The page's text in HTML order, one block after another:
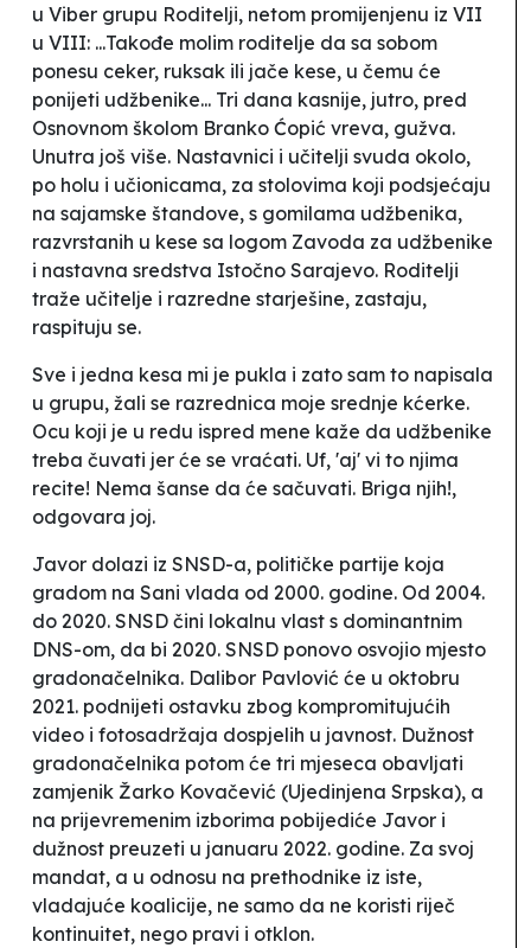
u Viber grupu Roditelji, netom promijenjenu iz VII
u VIII: ...Takođe molim roditelje da sa sobom
ponesu ceker, ruksak ili jače kese, u čemu će
ponijeti udžbenike... Tri dana kasnije, jutro, pred
Osnovnom školom Branko Ćopić vreva, gužva.
Unutra još više. Nastavnici i učitelji svuda okolo,
po holu i učionicama, za stolovima koji podsjećaju
na sajamske štandove, s gomilama udžbenika,
razvrstanih u kese sa logom Zavoda za udžbenike
i nastavna sredstva Istočno Sarajevo. Roditelji
traže učitelje i razredne starješine, zastaju,
raspituju se.
Sve i jedna kesa mi je pukla i zato sam to napisala
u grupu, žali se razrednica moje srednje kćerke.
Ocu koji je u redu ispred mene kaže da udžbenike
treba čuvati jer će se vraćati. Uf, 'aj' vi to njima
recite! Nema šanse da će sačuvati. Briga njih!,
odgovara joj.
Javor dolazi iz SNSD-a, političke partije koja
gradom na Sani vlada od 2000. godine. Od 2004.
do 2020. SNSD čini lokalnu vlast s dominantnim
DNS-om, da bi 2020. SNSD ponovo osvojio mjesto
gradonačelnika. Dalibor Pavlović će u oktobru
2021. podnijeti ostavku zbog kompromitujućih
video i fotosadržaja dospjelih u javnost. Dužnost
gradonačelnika potom će tri mjeseca obavljati
zamjenik Žarko Kovačević (Ujedinjena Srpska), a
na prijevremenim izborima pobijediće Javor i
dužnost preuzeti u januaru 2022. godine. Za svoj
mandat, a u odnosu na prethodnike iz iste,
vladajuće koalicije, ne samo da ne koristi riječ
kontinuitet, nego pravi i otklon.